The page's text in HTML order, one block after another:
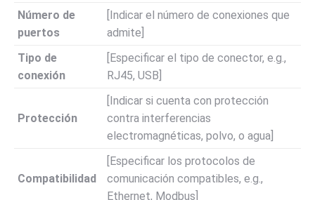
Número de
puertos
[Indicar el número de conexiones que
admite]
Tipo de
conexión
[Especificar el tipo de conector, e.g.,
RJ45, USB]
Protección
[Indicar si cuenta con protección
contra interferencias
electromagnéticas, polvo, o agua]
Compatibilidad
[Especificar los protocolos de
comunicación compatibles, e.g.,
Ethernet, Modbus]